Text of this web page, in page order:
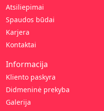
Atsiliepimai
Spaudos būdai
Karjera
Kontaktai
Informacija
Kliento paskyra
Didmeninė prekyba
Galerija